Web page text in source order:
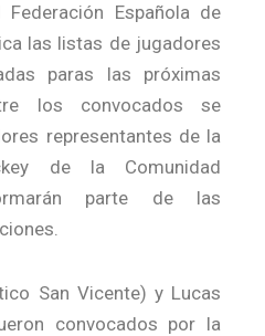
Española de
las listas de jugadores
paras las próximas
los convocados se
representantes de la
de la Comunidad
parte de las
San Vicente) y Lucas
convocados por la